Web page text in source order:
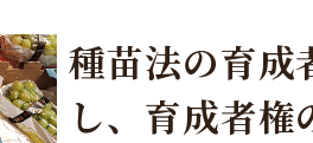
種苗法の育成
し、育成者権